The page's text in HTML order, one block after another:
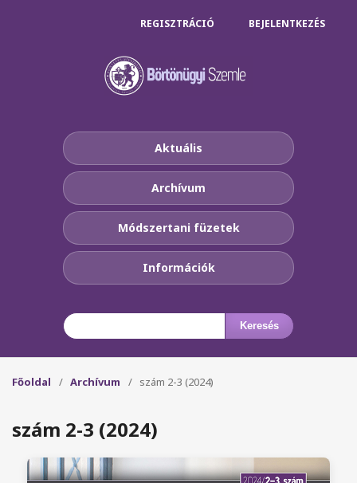
Aktuális
Archívum
Módszertani füzetek
Információk
Keresés
REGISZTRÁCIÓ BEJELENTKEZÉS
Főoldal / Archívum / szám 2-3 (2024)
szám 2-3 (2024)